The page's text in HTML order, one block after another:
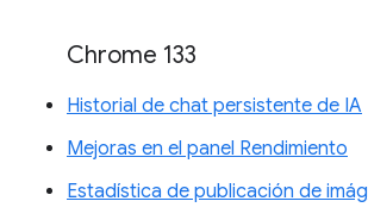
Chrome 133
Historial de chat persistente de IA
Mejoras en el panel Rendimiento
Estadística de publicación de